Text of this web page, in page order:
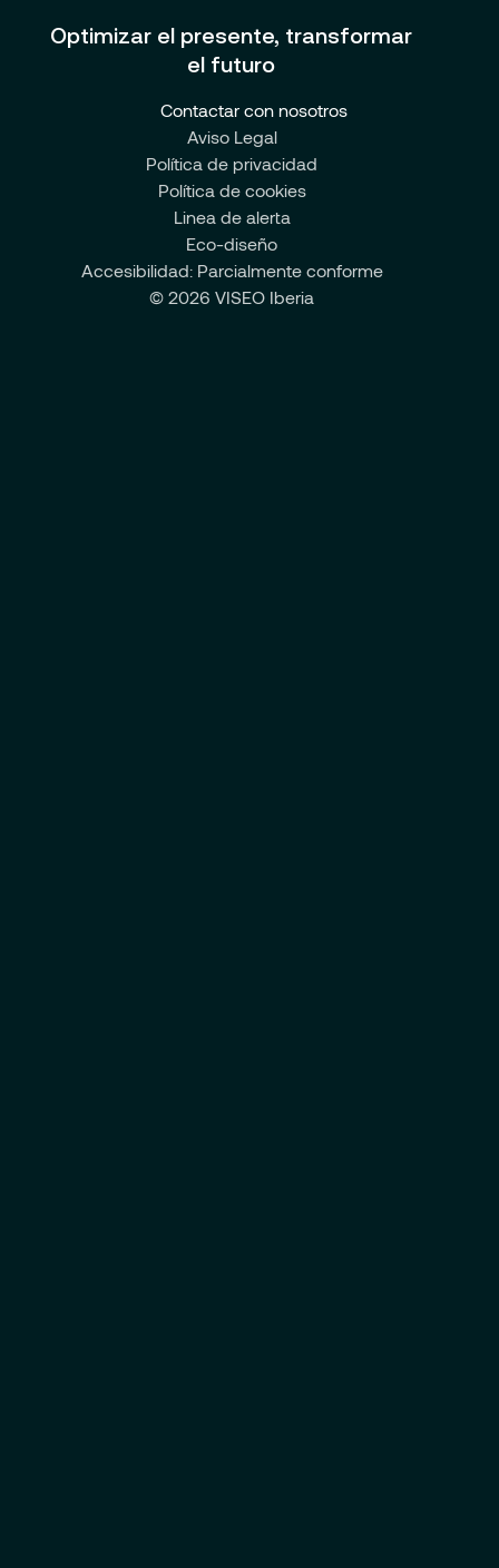
Optimizar el presente, transformar
el futuro
Contactar con nosotros
Aviso Legal
Política de privacidad
Política de cookies
Linea de alerta
Eco-diseño
Accesibilidad: Parcialmente conforme
© 2026 VISEO Iberia